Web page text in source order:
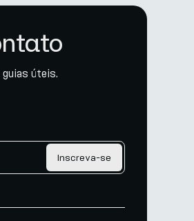
úteis.
Inscreva-se